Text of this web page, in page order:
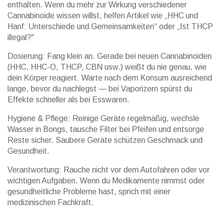
enthalten. Wenn du mehr zur Wirkung verschiedener
Cannabinoide wissen willst, helfen Artikel wie „HHC und
Hanf: Unterschiede und Gemeinsamkeiten“ oder „Ist THCP
illegal?"
Dosierung: Fang klein an. Gerade bei neuen Cannabinoiden
(HHC, HHC-O, THCP, CBN usw.) weißt du nie genau, wie
dein Körper reagiert. Warte nach dem Konsum ausreichend
lange, bevor du nachlegst — bei Vaporizern spürst du
Effekte schneller als bei Esswaren.
Hygiene & Pflege: Reinige Geräte regelmäßig, wechsle
Wasser in Bongs, tausche Filter bei Pfeifen und entsorge
Reste sicher. Saubere Geräte schützen Geschmack und
Gesundheit.
Verantwortung: Rauche nicht vor dem Autofahren oder vor
wichtigen Aufgaben. Wenn du Medikamente nimmst oder
gesundheitliche Probleme hast, sprich mit einer
medizinischen Fachkraft.